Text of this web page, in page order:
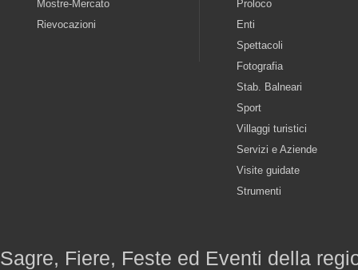
Mostre-Mercato
Rievocazioni
Proloco
Enti
Spettacoli
Fotografia
Stab. Balneari
Sport
Villaggi turistici
Servizi e Aziende
Visite guidate
Strumenti
Sagre, Fiere, Feste ed Eventi della